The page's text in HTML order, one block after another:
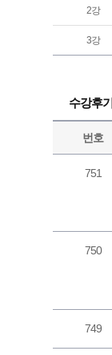
2강
3강
수강후
번호
751
750
749